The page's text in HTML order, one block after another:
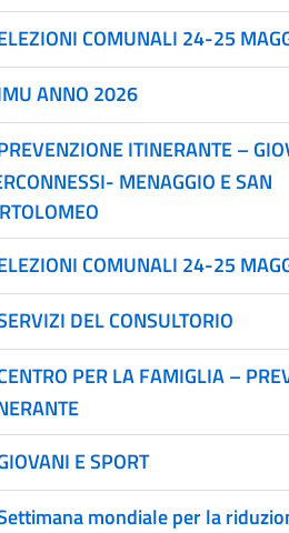
COMUNALI 24-25
ANNO 2026
ITINERANTE –
MENAGGIO E SAN
COMUNALI 24-25
DEL CONSULTORIO
PER LA FAMIGLIA –
E SPORT
mondiale per la